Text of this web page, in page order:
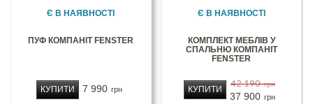
Є В НАЯВНОСТІ
ПУФ КОМПАНІТ FENSTER
7 990 грн
КУПИТИ
Є В НАЯВНОСТІ
КОМПЛЕКТ МЕБЛІВ У
СПАЛЬНЮ КОМПАНІТ
FENSTER
42 190 грн
37 900 грн
КУПИТИ